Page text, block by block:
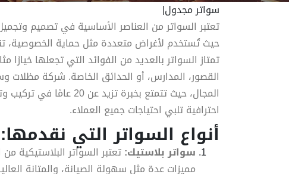
سواتر مجدول|
تعتبر السواتر من العناصر الأساسية في تصميم
حيث تُستخدم لأغراض متعددة مثل حماية الخصوصية،
تمتاز السواتر بالعديد من الفوائد التي تجعلها خيارًا
القصور، المدارس، أو الحدائق الخاصة. شركة مظلات
المجال، حيث تتمتع بخبرة
احترافية تلبي احتياجات جميع العملاء.
أنواع السواتر التي نقدمها:
سواتر بلاستيك:تعتبر السواتر البلاستيكية
مميزات عدة مثل سهولة الصيانة، والمتانة